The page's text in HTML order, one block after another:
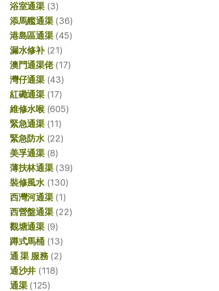
浴室通渠(3)
添馬艦通渠(36)
港島區通渠(45)
漏水修补(21)
澳門通渠佬(17)
灣仔通渠(43)
紅磡通渠(17)
維修水喉(605)
緊急通渠(11)
緊急防水(22)
美孚通渠(8)
薄扶林通渠(39)
裝修風水(130)
西灣河通渠(1)
西營盤通渠(22)
觀塘通渠(9)
蹲式馬桶(13)
通 渠 服務(2)
通沙井 (118)
通渠(125)